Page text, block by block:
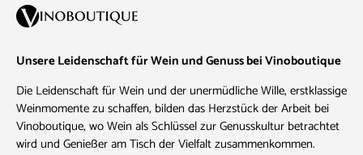
Unsere Leidenschaft für Wein und Genuss bei Vinoboutique
Die Leidenschaft für Wein und der unermüdliche Wille, erstklassige
Weinmomente zu schaffen, bilden das Herzstück der Arbeit bei
Vinoboutique, wo Wein als Schlüssel zur Genusskultur betrachtet
wird und Genießer am Tisch der Vielfalt zusammenkommen.